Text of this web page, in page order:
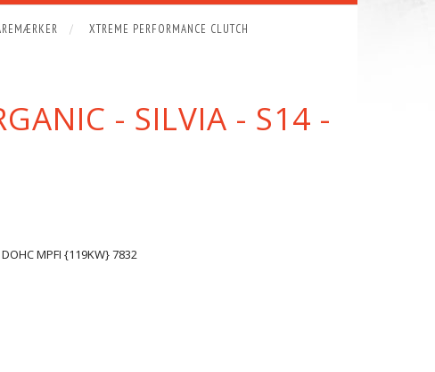
XTREME PERFORMANCE CLUTCH
- SILVIA - S14 -
MPFI {119KW} 7832